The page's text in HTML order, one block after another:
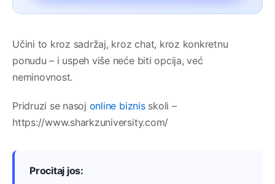
Učini to kroz sadržaj, kroz chat, kroz konkretnu
ponudu – i uspeh više neće biti opcija, već
neminovnost.
Pridruzi se nasoj online biznisskoli –
https://www.sharkzuniversity.com/
Procitaj jos: